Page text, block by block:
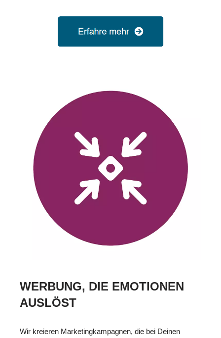
WERBUNG, DIE EMOTIONEN
AUSLÖST
Wir kreieren Marketingkampagnen, die bei Deinen